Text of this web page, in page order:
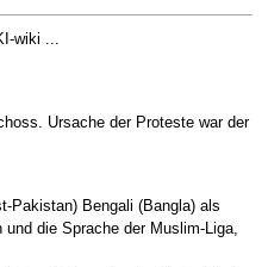
wiki ...
Ursache der Proteste war der
Pakistan) Bengali (Bangla) als
die Sprache der Muslim-Liga,